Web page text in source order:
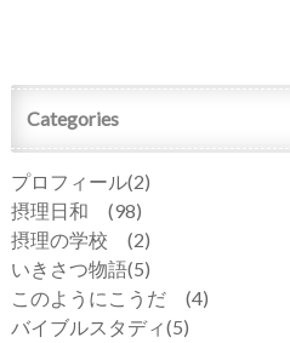
Categories
プロフィール(2)
摂理日和 (98)
摂理の学校 (2)
いきさつ物語(5)
このようにこうだ (4)
バイブルスタディ(5)